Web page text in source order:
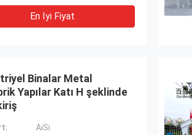
En Iyi Fiyat
Binalar Metal
Yapılar Katı H şeklinde
AiSi